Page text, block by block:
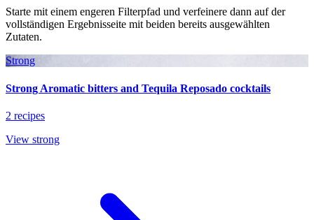
Starte mit einem engeren Filterpfad und verfeinere dann auf der
vollständigen Ergebnisseite mit beiden bereits ausgewählten
Zutaten.
Strong
Strong Aromatic bitters and Tequila Reposado cocktails
2 recipes
View strong